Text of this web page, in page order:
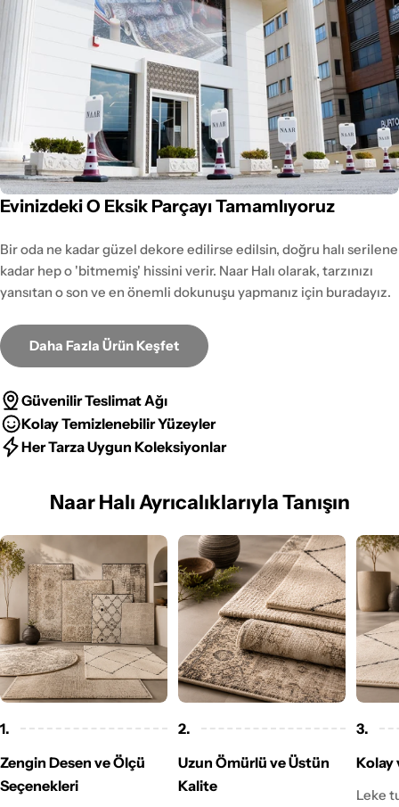
Evinizdeki O Eksik Parçayı Tamamlıyoruz
Bir oda ne kadar güzel dekore edilirse edilsin, doğru halı serilene
kadar hep o 'bitmemiş' hissini verir. Naar Halı olarak, tarzınızı
yansıtan o son ve en önemli dokunuşu yapmanız için buradayız.
Daha Fazla Ürün Keşfet
Güvenilir Teslimat Ağı
Kolay Temizlenebilir Yüzeyler
Her Tarza Uygun Koleksiyonlar
Naar Halı Ayrıcalıklarıyla Tanışın
1.
Zengin Desen ve Ölçü
Seçenekleri
2.
Uzun Ömürlü ve Üstün
Kalite
3.
Kolay
Leke